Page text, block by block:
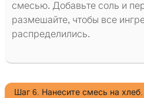
смесью. Добавьте соль и
размешайте, чтобы все
распределились.
Шаг 6. Нанесите смесь на хлеб.